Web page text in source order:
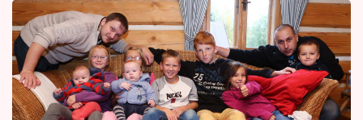
Vztahy
Seriály
Horoskopy